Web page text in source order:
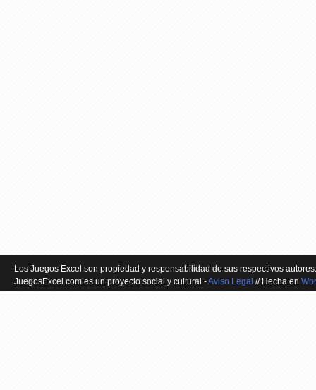
Los Juegos Excel son propiedad y responsabilidad de sus respectivos
JuegosExcel.com es un proyecto social y cultural -Aviso Legal // Hecha en